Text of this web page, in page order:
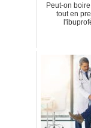
Peut-on
tout en